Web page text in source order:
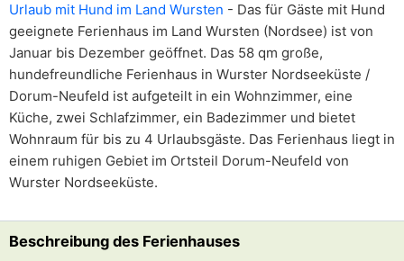
Urlaub mit Hund im Land Wursten - Das für Gäste mit Hund
geeignete Ferienhaus im Land Wursten (Nordsee) ist von
Januar bis Dezember geöffnet. Das 58 qm große,
hundefreundliche Ferienhaus in Wurster Nordseeküste /
Dorum-Neufeld ist aufgeteilt in ein Wohnzimmer, eine
Küche, zwei Schlafzimmer, ein Badezimmer und bietet
Wohnraum für bis zu 4 Urlaubsgäste. Das Ferienhaus liegt in
einem ruhigen Gebiet im Ortsteil Dorum-Neufeld von
Wurster Nordseeküste.
Beschreibung des Ferienhauses